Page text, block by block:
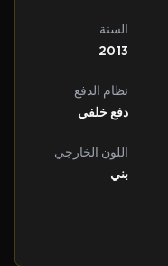
السنة
2013
نظام الدفع
دفع خلفي
اللون الخارجي
بني